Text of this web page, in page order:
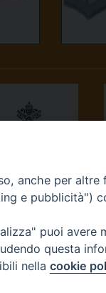
ROMANO
anche per altre
e pubblicità")
puoi avere
questa
nella cookie